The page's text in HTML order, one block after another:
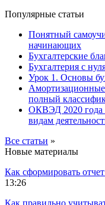
Популярные статьи
Понятный
начинающих
Бухгалтерские
Бухгалтерия с
Урок 1. Основы
полный
ОКВЭД 2020 года
видам
Все статьи »
Новые материалы
Как сформировать
13:26
Как правильно